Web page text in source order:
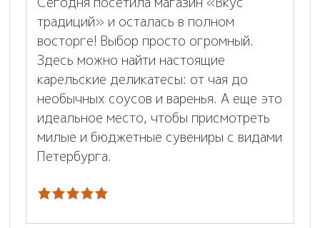
традиций» и осталась в полном
восторге! Выбор просто огромный.
Здесь можно найти настоящие
карельские деликатесы: от чая до
необычных соусов и варенья. А еще это
идеальное место, чтобы присмотреть
милые и бюджетные сувениры с видами
Петербурга.